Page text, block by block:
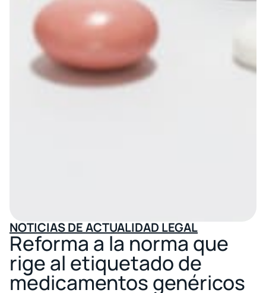
NOTICIAS DE ACTUALIDAD LEGAL
Reforma a la norma que
rige al etiquetado de
medicamentos genéricos